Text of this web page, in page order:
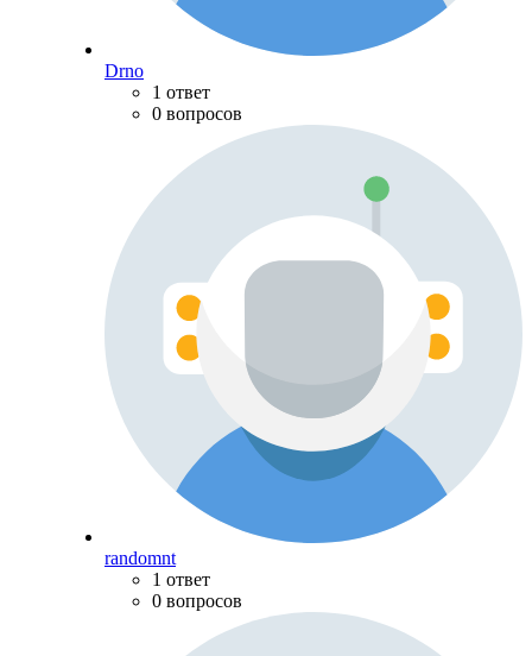
Drno
1 ответ
0 вопросов
randomnt
1 ответ
0 вопросов